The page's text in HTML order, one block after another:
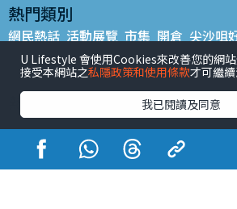
熱門類別
網民熱話 活動展覽 市集 開倉 尖沙咀
銅鑼灣好去處 元朗好去處 荃灣好去處
餐廳情報 戶外郊遊
熱門標籤
#UGO搵好去處 #人氣活動推介 #美食
#親子玩樂好去處
#ULifestyle應用程式
#UJetso禮物放送
#ULifestyle商戶中心
U Lifestyle 會使用Cookies來改善您的網
接受本網站之私隱政策和使用條款才可繼續
我已閱讀及同意